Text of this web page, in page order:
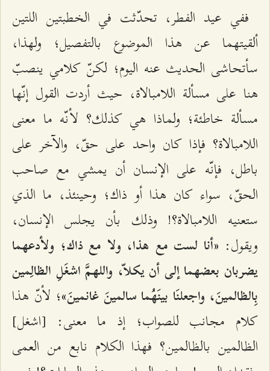
ففي عيد الفطر، تحدّثت في الخطبتين اللتين
ألقيتهما عن هذا الموضوع بالتفصيل؛ ولهذا،
سأتحاشى الحديث عنه اليوم؛ لكنّ كلامي ينصبّ
هنا على مسألة اللامبالاة، حيث أردت القول إنّها
مسألة خاطئة؛ ولماذا هي كذلك؟ لأنّه ما معنى
اللامبالاة؟ فإذا كان واحد على حقّ، والآخر على
باطل، فإنّه على الإنسان أن يمشي مع صاحب
الحقّ، سواء كان هذا أو ذاك؛ وحينئذ، ما الذي
ستعنيه اللامبالاة؟! وذلك بأن يجلس الإنسان،
ويقول: «أنا لست مع هذا، ولا مع ذاك؛ ولأدعهما
يضربان بعضهما إلى أن يكلاّ، واللهمَّ اشغَلِ الظالِمين
بِالظالمينَ، واجعلنَا بينَهُما سالمينَ غانمينَ»؛ لأنّ هذا
كلام مجانب للصواب؛ إذ ما معنى: [اشغل]
الظالمين بالظالمين؟ فهذا الكلام نابع من العمى